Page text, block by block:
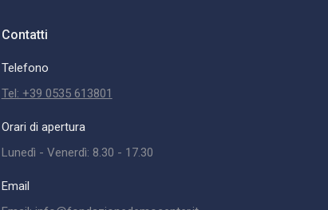
Contatti
Telefono
Tel: +39 0535 613801
Orari di apertura
Lunedì - Venerdì: 8.30 - 17.30
Email